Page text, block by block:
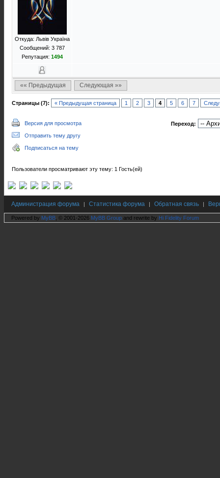
Откуда: Львів Україна
Сообщений: 3 787
Репутация: 1494
«« Предыдущая Следующая »»
Страницы (7): « Предыдущая страница 1 2 3 4 5 6 7
Версия для просмотра
Отправить тему другу
Подписаться на тему
Переход:
Пользователи просматривают эту тему: 1 Гость(ей)
Администрация форума | Статистика форума | Обратная связь |
Powered by MyBB , © 2001-2026 MyBB Group and rewrite by Hi Fidelity Forum